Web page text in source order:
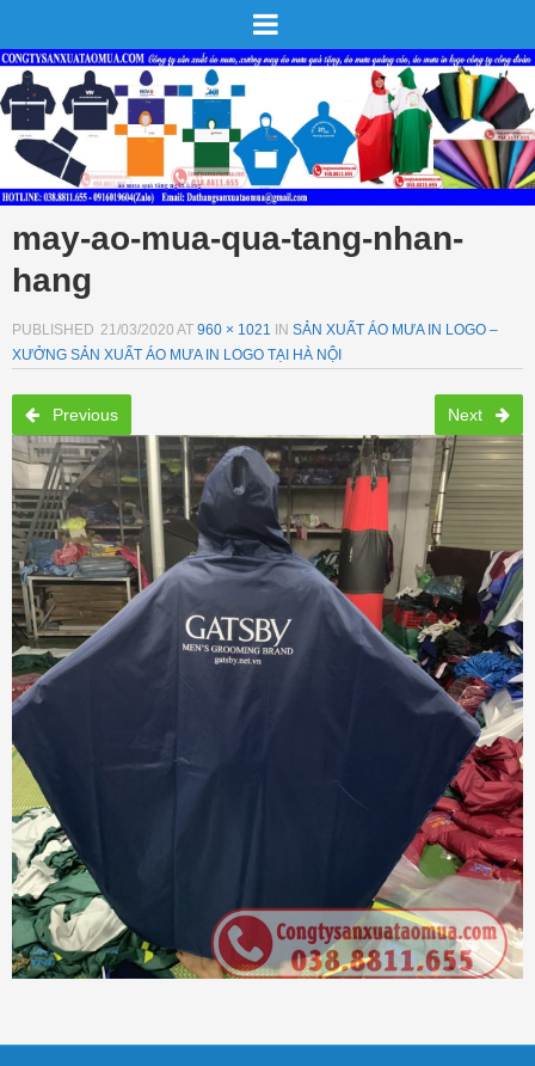
may-ao-mua-qua-tang-nhan-
hang
PUBLISHED 21/03/2020 AT 960 × 1021 IN SẢN XUẤT ÁO MƯA IN LOGO –
XƯỞNG SẢN XUẤT ÁO MƯA IN LOGO TẠI HÀ NỘI
Previous Next